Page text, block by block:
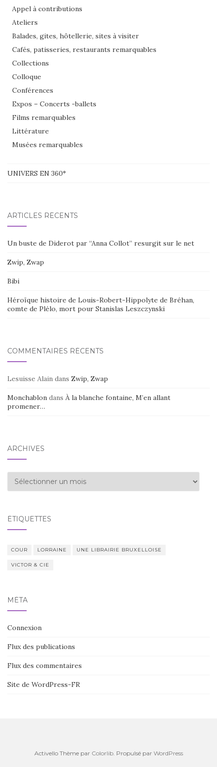
Appel à contributions
Ateliers
Balades, gites, hôtellerie, sites à visiter
Cafés, patisseries, restaurants remarquables
Collections
Colloque
Conférences
Expos – Concerts -ballets
Films remarquables
Littérature
Musées remarquables
UNIVERS EN 360°
ARTICLES RÉCENTS
Un buste de Diderot par “Anna Collot” resurgit sur le net
Zwip, Zwap
Bibi
Héroïque histoire de Louis-Robert-Hippolyte de Bréhan,
comte de Plélo, mort pour Stanislas Leszczynski
COMMENTAIRES RÉCENTS
Lesuisse Alain dans Zwip, Zwap
Monchablon dans À la blanche fontaine, M’en allant
promener…
ARCHIVES
Archives
ÉTIQUETTES
COUR LORRAINE UNE LIBRAIRIE BRUXELLOISE
VICTOR & CIE
MÉTA
Connexion
Flux des publications
Flux des commentaires
Site de WordPress-FR
Activello Thème par Colorlib. Propulsé par WordPress